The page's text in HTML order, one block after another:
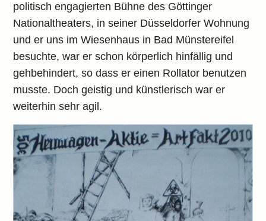
politisch engagierten Bühne des Göttinger
Nationaltheaters, in seiner Düsseldorfer Wohnung
und er uns im Wiesenhaus in Bad Münstereifel
besuchte, war er schon körperlich hinfällig und
gehbehindert, so dass er einen Rollator benutzen
musste. Doch geistig und künstlerisch war er
weiterhin sehr agil.